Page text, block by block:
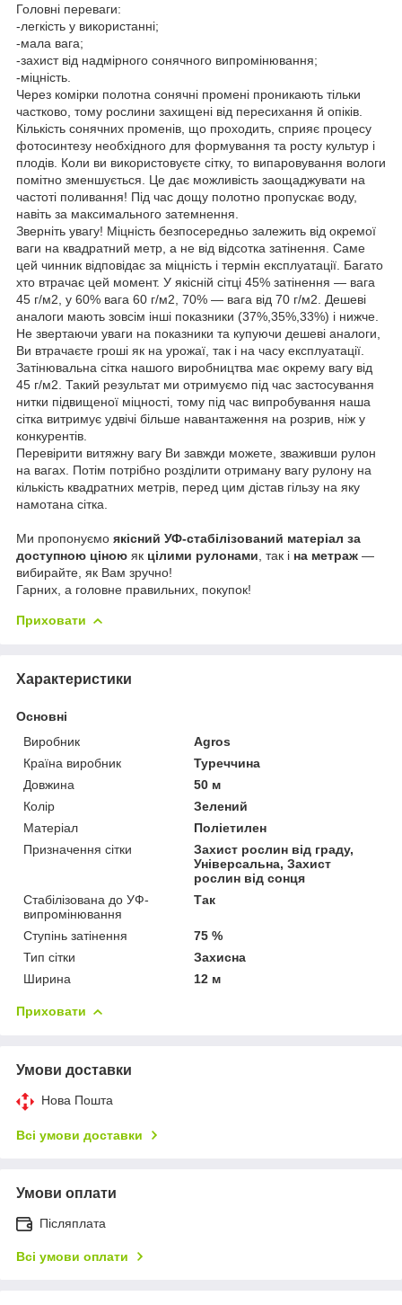
Головні переваги:
-легкість у використанні;
-мала вага;
-захист від надмірного сонячного випромінювання;
-міцність.
Через комірки полотна сонячні промені проникають тільки
частково, тому рослини захищені від пересихання й опіків.
Кількість сонячних променів, що проходить, сприяє процесу
фотосинтезу необхідного для формування та росту культур і
плодів. Коли ви використовуєте сітку, то випаровування вологи
помітно зменшується. Це дає можливість заощаджувати на
частоті поливання! Під час дощу полотно пропускає воду,
навіть за максимального затемнення.
Зверніть увагу! Міцність безпосередньо залежить від окремої
ваги на квадратний метр, а не від відсотка затінення. Саме
цей чинник відповідає за міцність і термін експлуатації. Багато
хто втрачає цей момент. У якісній сітці 45% затінення — вага
45 г/м2, у 60% вага 60 г/м2, 70% — вага від 70 г/м2. Дешеві
аналоги мають зовсім інші показники (37%,35%,33%) і нижче.
Не звертаючи уваги на показники та купуючи дешеві аналоги,
Ви втрачаєте гроші як на урожаї, так і на часу експлуатації.
Затінювальна сітка нашого виробництва має окрему вагу від
45 г/м2. Такий результат ми отримуємо під час застосування
нитки підвищеної міцності, тому під час випробування наша
сітка витримує удвічі більше навантаження на розрив, ніж у
конкурентів.
Перевірити витяжну вагу Ви завжди можете, зваживши рулон
на вагах. Потім потрібно розділити отриману вагу рулону на
кількість квадратних метрів, перед цим дістав гільзу на яку
намотана сітка.
Ми пропонуємо якісний УФ-стабілізований матеріал за
доступною ціною як цілими рулонами , так і на метраж —
вибирайте, як Вам зручно!
Гарних, а головне правильних, покупок!
Приховати
Характеристики
Основні
Виробник
Agros
Країна виробник
Туреччина
Довжина
50 м
Колір
Зелений
Матеріал
Поліетилен
Призначення сітки
Захист рослин від граду,
Універсальна, Захист
рослин від сонця
Стабілізована до УФ-
випромінювання
Так
Ступінь затінення
75 %
Тип сітки
Захисна
Ширина
12 м
Приховати
Умови доставки
Нова Пошта
Всі умови доставки
Умови оплати
Післяплата
Всі умови оплати